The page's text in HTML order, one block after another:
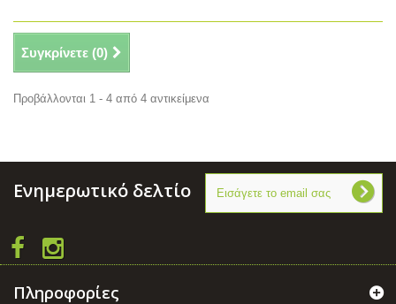
Συγκρίνετε (0)
Προβάλλονται 1 - 4 από 4 αντικείμενα
Ενημερωτικό δελτίο
Πληροφορίες